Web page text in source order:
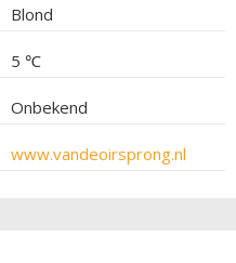
Blond
5 ℃
Onbekend
www.vandeoirsprong.nl